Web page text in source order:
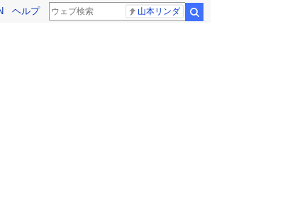
ヘルプ 山本リンダ